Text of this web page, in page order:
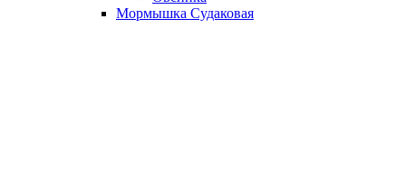
Мормышка Судаковая